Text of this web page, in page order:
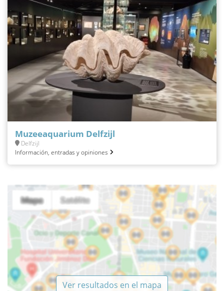
Muzeeaquarium Delfzijl
Delfzijl
Información, entradas y opiniones
Ver resultados en el mapa